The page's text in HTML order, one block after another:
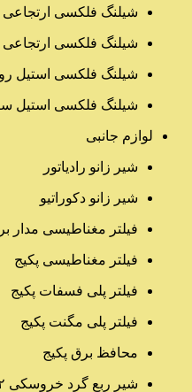
شیلنگ فلکسی ارتجاعی
شیلنگ فلکسی ارتجاعی
شیلنگ فلکسی استیل
شیلنگ فلکسی استیل
لوازم جانبی
شیر زانو رادیاتور
شیر زانو دکوراتیو
فیلتر مغناطیسی مدار
فیلتر مغناطیسی پکیج
فیلتر پلی فسفات پکیج
فیلتر پلی مگنت پکیج
محافظ برق پکیج
شیر ربع گرد خروسکی ۱/۲